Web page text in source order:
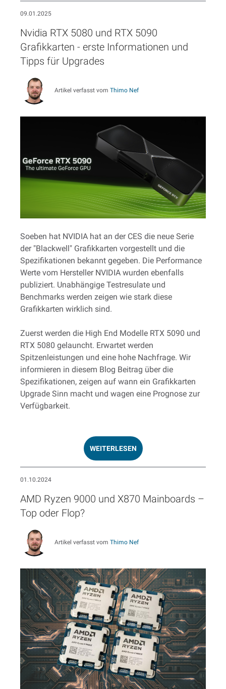
09.01.2025
Nvidia RTX 5080 und RTX 5090
Grafikkarten - erste Informationen und
Tipps für Upgrades
Artikel verfasst vom Thimo Nef
Soeben hat NVIDIA hat an der CES die neue Serie
der "Blackwell" Grafikkarten vorgestellt und die
Spezifikationen bekannt gegeben. Die Performance
Werte vom Hersteller NVIDIA wurden ebenfalls
publiziert. Unabhängige Testresulate und
Benchmarks werden zeigen wie stark diese
Grafikkarten wirklich sind.
Zuerst werden die High End Modelle RTX 5090 und
RTX 5080 gelauncht. Erwartet werden
Spitzenleistungen und eine hohe Nachfrage. Wir
informieren in diesem Blog Beitrag über die
Spezifikationen, zeigen auf wann ein Grafikkarten
Upgrade Sinn macht und wagen eine Prognose zur
Verfügbarkeit.
WEITERLESEN
01.10.2024
AMD Ryzen 9000 und X870 Mainboards –
Top oder Flop?
Artikel verfasst vom Thimo Nef